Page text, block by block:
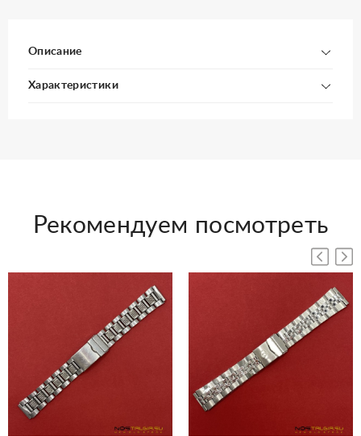
Описание
Характеристики
Рекомендуем посмотреть